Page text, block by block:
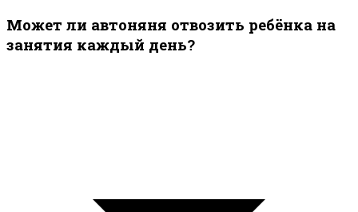
Может ли автоняня отвозить ребёнка на
занятия каждый день?